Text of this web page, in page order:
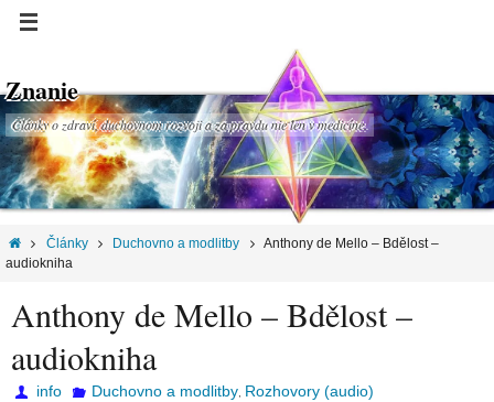
Znanie
Články o zdraví, duchovnom rozvoji a za pravdu nie len v medicíne.
Články Duchovno a modlitby
Anthony de Mello – Bdělost –
audiokniha
Anthony de Mello – Bdělost –
audiokniha
info Duchovno a modlitby, Rozhovory (audio)